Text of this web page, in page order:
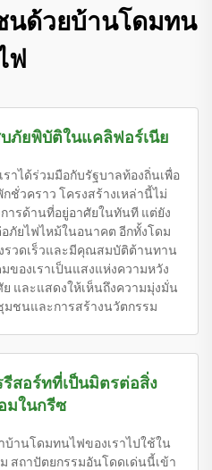
นด้วยบ้านโดมทน
ฟ
ภัยพิบัติในแคลิฟอร์เนีย
ราได้ร่วมมือกับรัฐบาลท้องถิ่นเพื่อ
ชั่วคราว โครงสร้างเหล่านี้ไม่
ารด้านที่อยู่อาศัยในทันที แต่ยัง
ภัยไฟไหม้ในอนาคต อีกทั้งโดม
รวดเร็วและมีคุณสมบัติต้านทาน
ของเราเป็นแสงแห่งความหวัง
และแสดงให้เห็นถึงความมุ่งมั่น
ชนและการสร้างนวัตกรรม
สอร์ทที่เป็นมิตรต่อสิ่ง
มในกรีซ
านโดมทนไฟของเราไปใช้ใน
สถาปัตยกรรมอันโดดเด่นนี้เข้า